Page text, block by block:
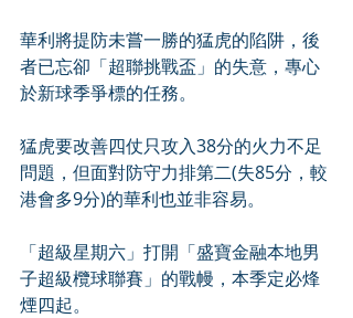
華利將提防未嘗一勝的猛虎的陷阱，後
者已忘卻「超聯挑戰盃」的失意，專心
於新球季爭標的任務。
猛虎要改善四仗只攻入38分的火力不足
問題，但面對防守力排第二(失85分，較
港會多9分)的華利也並非容易。
「超級星期六」打開「盛寶金融本地男
子超級欖球聯賽」的戰幔，本季定必烽
煙四起。